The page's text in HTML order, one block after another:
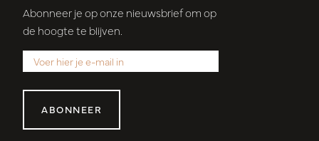
Abonneer je op onze nieuwsbrief om op
de hoogte te blijven.
ABONNEER